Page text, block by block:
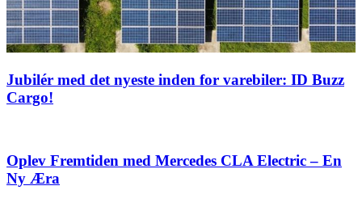
Jubilér med det nyeste inden for varebiler: ID Buzz
Cargo!
Oplev Fremtiden med Mercedes CLA Electric – En
Ny Æra